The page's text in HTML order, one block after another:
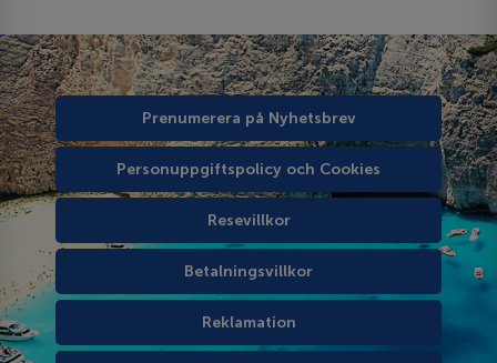
Prenumerera på Nyhetsbrev
Personuppgiftspolicy och Cookies
Resevillkor
Betalningsvillkor
Reklamation